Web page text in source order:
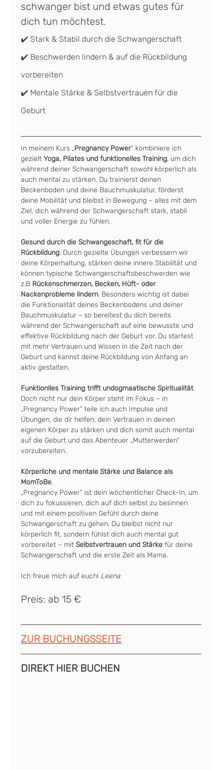
schwanger bist und etwas gutes für
dich tun möchtest.
✔️ Stark & Stabil durch die Schwangerschaft
✔️ Beschwerden lindern & auf die Rückbildung
vorbereiten
✔️ Mentale Stärke & Selbstvertrauen für die
Geburt
In meinem Kurs „Pregnancy Power“ kombiniere ich
gezielt Yoga, Pilates und funktionelles Training, um dich
während deiner Schwangerschaft sowohl körperlich als
auch mental zu stärken. Du trainierst deinen
Beckenboden und deine Bauchmuskulatur, förderst
deine Mobilität und bleibst in Bewegung – alles mit dem
Ziel, dich während der Schwangerschaft stark, stabil
und voller Energie zu fühlen.
Gesund durch die Schwangeschaft, fit für die
Rückbildung. Durch gezielte Übungen verbessern wir
deine Körperhaltung, stärken deine innere Stabilität und
können typische Schwangerschaftsbeschwerden wie
z.B Rückenschmerzen, Becken, Hüft- oder
Nackenprobleme lindern. Besonders wichtig ist dabei
die Funktionalität deines Beckenbodens und deiner
Bauchmuskulatur – so bereitest du dich bereits
während der Schwangerschaft auf eine bewusste und
effektive Rückbildung nach der Geburt vor. Du startest
mit mehr Vertrauen und Wissen in die Zeit nach der
Geburt und kannst deine Rückbildung von Anfang an
aktiv gestalten.
Funktionlles Training trifft undogmaatische Spiritualität.
Doch nicht nur dein Körper steht im Fokus – in
„Pregnancy Power“ teile ich auch Impulse und
Übungen, die dir helfen, dein Vertrauen in deinen
eigenen Körper zu stärken und dich somit auch mental
auf die Geburt und das Abenteuer „Mutterwerden“
vorzubereiten.
Körperliche und mentale Stärke und Balance als
MomToBe.
„Pregnancy Power“ ist dein wöchentlicher Check-In, um
dich zu fokussieren, dich auf dich selbst zu besinnen
und mit einem positiven Gefühl durch deine
Schwangerschaft zu gehen. Du bleibst nicht nur
körperlich fit, sondern fühlst dich auch mental gut
vorbereitet – mit Selbstvertrauen und Stärke für deine
Schwangerschaft und die erste Zeit als Mama.
Ich freue mich auf euch! Leena
Preis: ab 15 €
ZUR BUCHUNGSSEITE
DIREKT HIER BUCHEN